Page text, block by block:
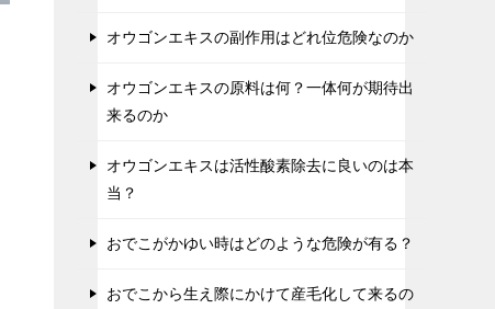
オウゴンエキスの副作用はどれ位危険なのか
オウゴンエキスの原料は何？一体何が期待出
来るのか
オウゴンエキスは活性酸素除去に良いのは本
当？
おでこがかゆい時はどのような危険が有る？
おでこから生え際にかけて産毛化して来るの